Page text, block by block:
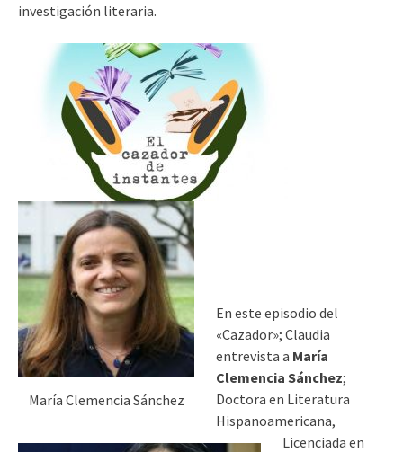
investigación literaria.
María Clemencia Sánchez
En este episodio del
«Cazador»; Claudia
entrevista a María
Clemencia Sánchez;
Doctora en Literatura
Hispanoamericana,
Licenciada en